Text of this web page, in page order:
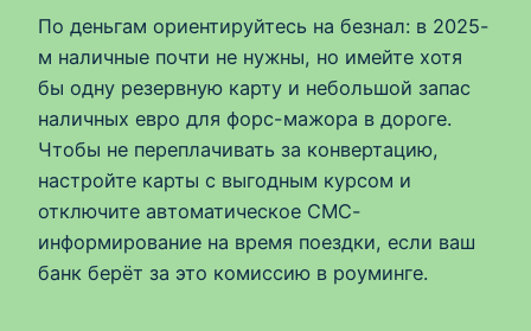
По деньгам ориентируйтесь на безнал: в 2025-
м наличные почти не нужны, но имейте хотя
бы одну резервную карту и небольшой запас
наличных евро для форс-мажора в дороге.
Чтобы не переплачивать за конвертацию,
настройте карты с выгодным курсом и
отключите автоматическое СМС-
информирование на время поездки, если ваш
банк берёт за это комиссию в роуминге.